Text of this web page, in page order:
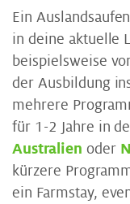
Ein
in deine aktuelle
beispielsweise
der Ausbildung
mehrere
für 1-2 Jahre in
Australien oder
kürzere
ein Farmstay,